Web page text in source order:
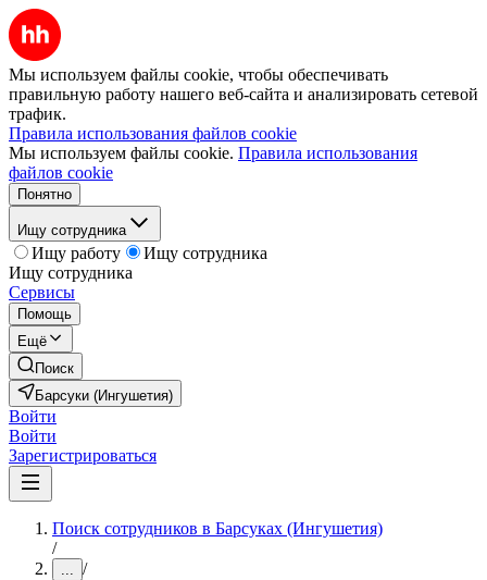
Мы используем файлы cookie, чтобы обеспечивать
правильную работу нашего веб-сайта и анализировать сетевой
трафик.
Правила использования файлов cookie
Мы используем файлы cookie. Правила использования
файлов cookie
Понятно
Ищу сотрудника
Ищу работу
Ищу сотрудника
Ищу сотрудника
Сервисы
Помощь
Ещё
Поиск
Барсуки (Ингушетия)
Войти
Войти
Зарегистрироваться
Поиск сотрудников в Барсуках (Ингушетия)
/
... /